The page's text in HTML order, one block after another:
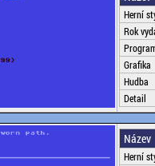
Herní
Rok
Grafika
Hudba
Detail
Název
Herní